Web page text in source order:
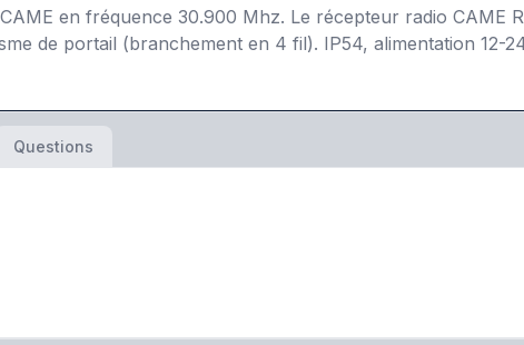
en fréquence 30.900 Mhz. Le récepteur radio CAME
de portail (branchement en 4 fil). IP54, alimentation 12-
Questions